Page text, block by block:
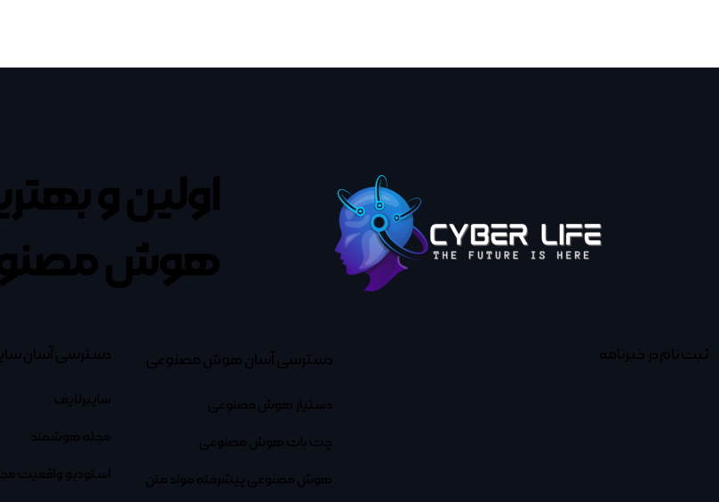
اولین و
هوش
ثبت نام در خبرنامه دسترسی آسان هوش مصنوعی
دستیار هوش مصنوعی
چت بات هوش مصنوعی
هوش مصنوعی پیشرفته مولد متن
دسترسی آسان
سایبرلایف
مجله هوشمند
استودیو واقعیت